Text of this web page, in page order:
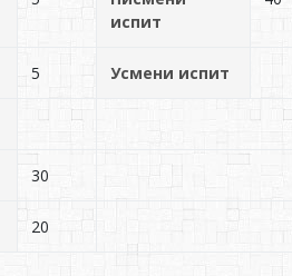
испит
5 Усмени испит
30
20